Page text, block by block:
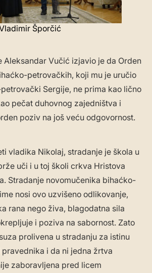
Šporčić
Aleksandar Vučić izjavio je da Orden
petrovačkih, koji mu je uručio
Sergije, ne prima kao lično
pečat duhovnog zajedništva i
poziv na još veću odgovornost.
vladika Nikolaj, stradanje je škola u
uči i u toj školi crkva Hristova
Stradanje novomučenika bihaćko-
nosi ovo uzvišeno odlikovanje,
rana nego živa, blagodatna sila
i poziva na sabornost. Zato
prolivena u stradanju za istinu
i da ni jedna žrtva
zaboravljena pred licem